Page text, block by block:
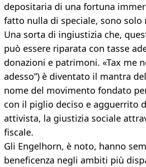
depositaria di una fortuna
fatto nulla di speciale, sono solo
Una sorta di ingiustizia che,
può essere riparata con tasse
donazioni e patrimoni. «Tax me
adesso”) è diventato il mantra
nome del movimento fondato
con il piglio deciso e agguerrito
attivista, la giustizia sociale
fiscale.
Gli Engelhorn, è noto, hanno
beneficenza negli ambiti più